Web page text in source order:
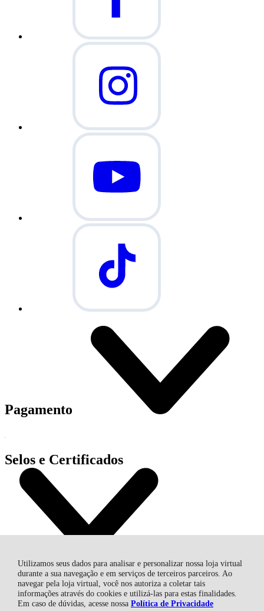
Utilizamos seus dados para analisar e personalizar nossa loja virtual
durante a sua navegação e em serviços de terceiros parceiros. Ao
navegar pela loja virtual, você nos autoriza a coletar tais
informações através do cookies e utilizá-las para estas finalidades.
Em caso de dúvidas, acesse nossa Política de Privacidade
Pagamento
Selos e Certificados
AGROPECUARIA NUNES EIRELI - EPP, Av. Marcolino Martins
Cabral - 2949 - Aeroporto - 88705-005 - Tubarão - SC